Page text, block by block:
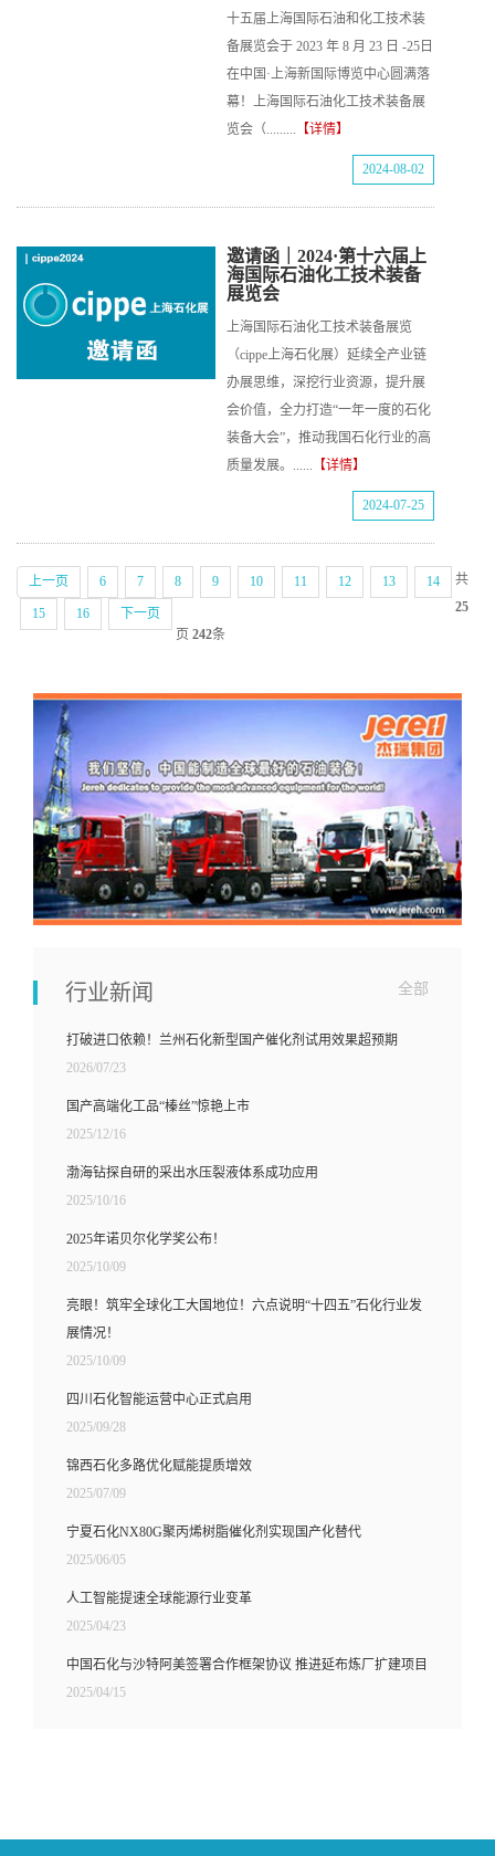
十五届上海国际石油和化工技术装
备展览会于 2023 年 8 月 23 日 -25日
在中国·上海新国际博览中心圆满落
幕！上海国际石油化工技术装备展
览会（......... 【详情】
2024-08-02
邀请函｜2024·第十六届上
海国际石油化工技术装备
展览会
上海国际石油化工技术装备展览
（cippe上海石化展）延续全产业链
办展思维，深挖行业资源，提升展
会价值，全力打造“一年一度的石化
装备大会”，推动我国石化行业的高
质量发展。...... 【详情】
2024-07-25
上一页 6 7 8 9 10 11 12 13 14
15 16 下一页
共
25
页 242条
行业新闻 全部
打破进口依赖！兰州石化新型国产催化剂试用效果超预期
2026/07/23
国产高端化工品“榛丝”惊艳上市
2025/12/16
渤海钻探自研的采出水压裂液体系成功应用
2025/10/16
2025年诺贝尔化学奖公布！
2025/10/09
亮眼！筑牢全球化工大国地位！六点说明“十四五”石化行业发
展情况！
2025/10/09
四川石化智能运营中心正式启用
2025/09/28
锦西石化多路优化赋能提质增效
2025/07/09
宁夏石化NX80G聚丙烯树脂催化剂实现国产化替代
2025/06/05
人工智能提速全球能源行业变革
2025/04/23
中国石化与沙特阿美签署合作框架协议 推进延布炼厂扩建项目
2025/04/15